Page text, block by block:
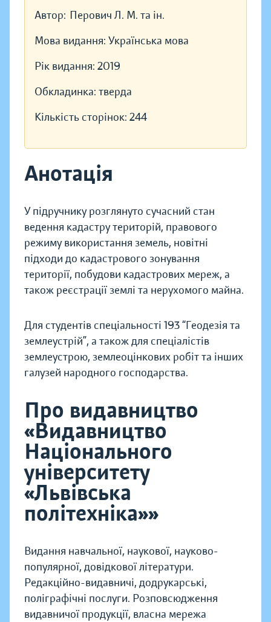
Автор: Перович Л. М. та ін.
Мова видання: Українська мова
Рік видання: 2019
Обкладинка: тверда
Кількість сторінок: 244
Анотація
У підручнику розглянуто сучасний стан
ведення кадастру територій, правового
режиму використання земель, новітні
підходи до кадастрового зонування
території, побудови кадастрових мереж, а
також реєстрації землі та нерухомого майна.
Для студентів спеціальності 193 “Геодезія та
землеустрій”, а також для спеціалістів
землеустрою, землеоцінкових робіт та інших
галузей народного господарства.
Про видавництво
«Видавництво
Національного
університету
«Львівська
політехніка»»
Видання навчальної, наукової, науково-
популярної, довідкової літератури.
Редакційно-видавничі, додрукарські,
поліграфічні послуги. Розповсюдження
видавничої продукції, власна мережа